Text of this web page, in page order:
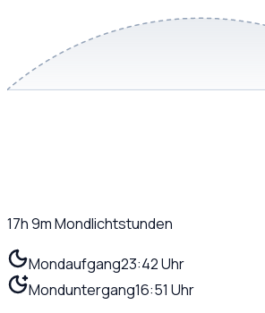
17h 9mMondlichtstunden
Mondaufgang23:42 Uhr
Monduntergang16:51 Uhr